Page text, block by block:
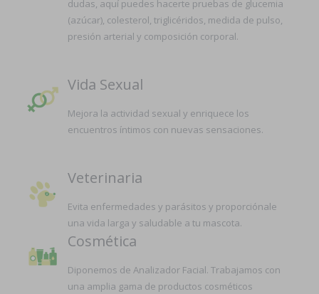
dudas, aquí puedes hacerte pruebas de glucemia
(azúcar), colesterol, triglicéridos, medida de pulso,
presión arterial y composición corporal.
Vida Sexual
Mejora la actividad sexual y enriquece los
encuentros íntimos con nuevas sensaciones.
Veterinaria
Evita enfermedades y parásitos y proporciónale
una vida larga y saludable a tu mascota.
Cosmética
Diponemos de Analizador Facial. Trabajamos con
una amplia gama de productos cosméticos